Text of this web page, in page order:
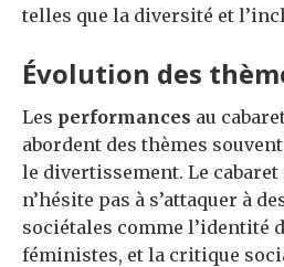
telles que la diversité et
Évolution des
Les performances au
abordent des thèmes
le divertissement. Le
n’hésite pas à s’attaquer à
sociétales comme l’identité
féministes, et la critique